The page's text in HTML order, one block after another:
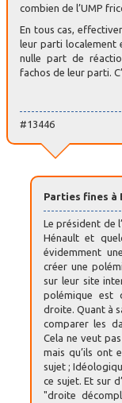
combien de l’UMP
En tous cas,
leur parti localement
nulle part de
fachos de leur parti.
#13446
Parties fines à
Le président de
Hénault et
évidemment
créer une
sur leur site
polémique est
droite. Quant à
comparer les
Cela ne veut
mais qu’ils ont
sujet ;
ce sujet. Et sur
"droite